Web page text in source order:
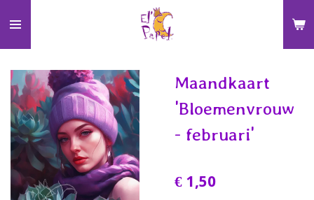
direct
naar
de
hoofdinhoud
Maandkaart
'Bloemenvrouw
- februari'
€ 1,50